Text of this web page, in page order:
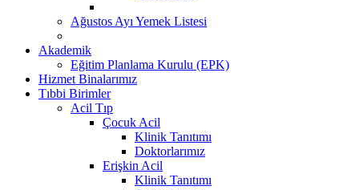
Ağustos Ayı Yemek Listesi
Akademik
Eğitim Planlama Kurulu (EPK)
Hizmet Binalarımız
Tıbbi Birimler
Acil Tıp
Çocuk Acil
Klinik Tanıtımı
Doktorlarımız
Erişkin Acil
Klinik Tanıtımı